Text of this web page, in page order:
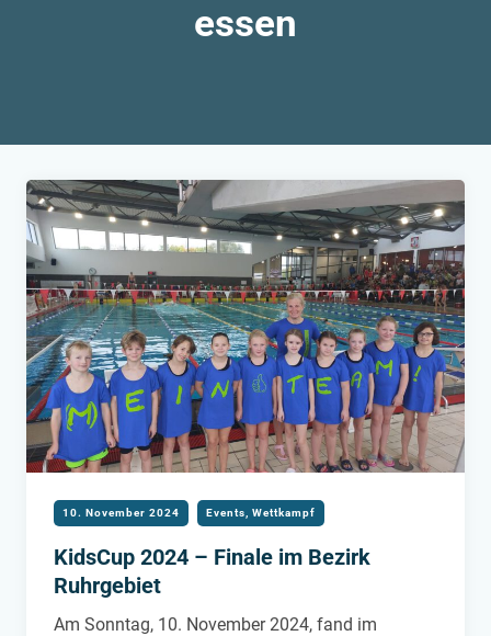
essen
KidsCup 2024 – Finale im Bezirk
Ruhrgebiet
10. November 2024 Events Wettkampf
Am Sonntag, 10. November 2024, fand im